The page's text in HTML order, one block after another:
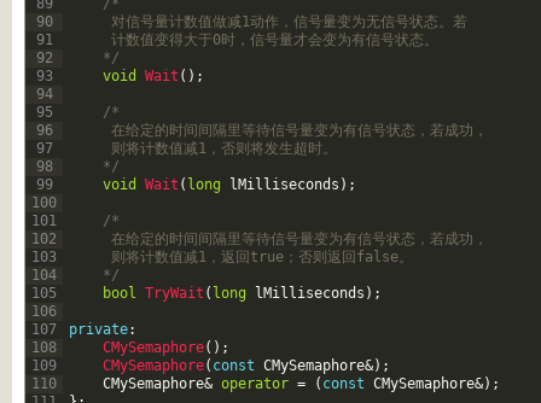
89
90
91
92
93
94
95
96
97
98
99
100
101
102
103
104
105
106
107
108
109
110
/*
	 对信号量计数值做减1动作，信号量变为无信号状态。若
	 计数值变得大于0时，信号量才会变为有信号状态。
	*/
void
Wait ( ) ;
/*
	 在给定的时间间隔里等待信号量变为有信号状态，若成功，
	 则将计数值减1，否则将发生超时。
	*/
void
Wait ( long lMilliseconds ) ;
/*
	 在给定的时间间隔里等待信号量变为有信号状态，若成功，
	 则将计数值减1，返回true；否则返回false。
	*/
bool TryWait ( long lMilliseconds ) ;
private:
CMySemaphore( ) ;
CMySemaphore( const CMySemaphore&) ;
CMySemaphore& operator = ( const CMySemaphore&) ;